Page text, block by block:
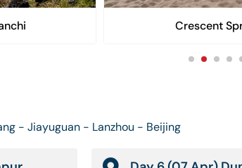
Crescent
- Jiayuguan - Lanzhou - Beijing